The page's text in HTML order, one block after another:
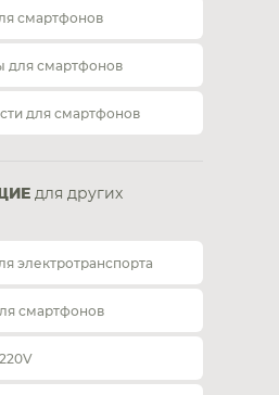
смартфонов
для смартфонов
для смартфонов
для других
электротранспорта
смартфонов